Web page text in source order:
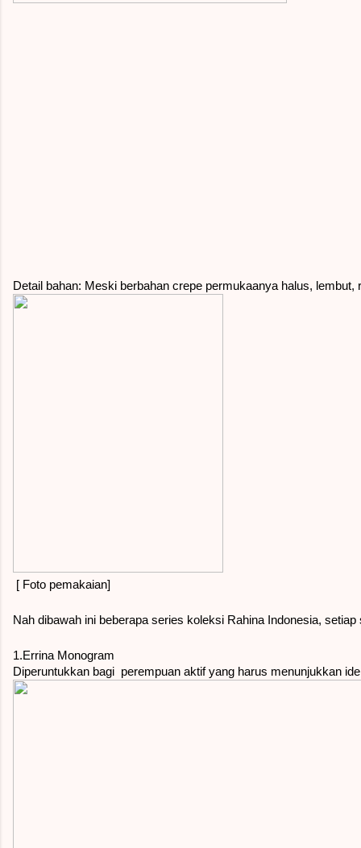
Detail bahan: Meski berbahan crepe permukaanya halus,
[ Foto pemakaian]
Nah dibawah ini beberapa series koleksi Rahina Indonesia,
1.Errina Monogram
Diperuntukkan bagi  perempuan aktif yang harus menunjukkan